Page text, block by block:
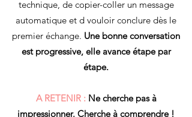
technique, de copier-coller un message
automatique et d vouloir conclure dès le
premier échange. Une bonne conversation
est progressive, elle avance étape par
étape.
A RETENIR : Ne cherche pas à
impressionner. Cherche à comprendre !